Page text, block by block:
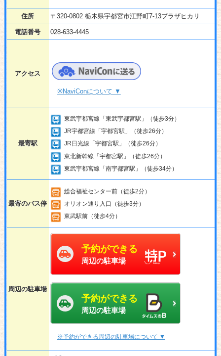
住所 〒320-0802 栃木県宇都宮市江野町7-13プラザヒカリ
電話番号 028-633-4445
アクセス
※NaviConについて ▼
最寄駅
東武宇都宮線「東武宇都宮駅」（徒歩3分）
JR宇都宮線「宇都宮駅」（徒歩26分）
JR日光線「宇都宮駅」（徒歩26分）
東北新幹線「宇都宮駅」（徒歩26分）
東武宇都宮線「南宇都宮駅」（徒歩34分）
最寄のバス停
総合福祉センター前（徒歩2分）
オリオン通り入口（徒歩3分）
東武駅前（徒歩4分）
周辺の駐車場
予約ができる
周辺の駐車場
予約ができる
周辺の駐車場
※予約ができる周辺の駐車場について ▼